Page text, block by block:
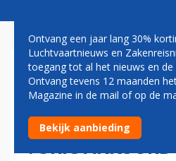
VNC BEREIKT
EASYJET NADAT
VORIG
Ontvang een jaar lang 30%
Luchtvaartnieuws en
toegang tot al het nieuws en de
Ontvang tevens 12 maanden
Magazine in de mail of op de
Bekijk aanbieding